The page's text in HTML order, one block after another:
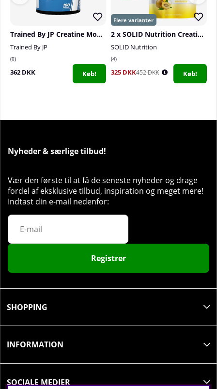
Trained By JP Creatine Monohydrate, 500 g
Trained By JP
0
362 DKK Køb!
2 x SOLID Nutrition Creatine Monohydrate, 400 g
SOLID Nutrition
4
325 DKK452 DKK Køb!
Nyheder & særlige tilbud!
Vær den første til at få de seneste nyheder og drage
fordel af eksklusive tilbud, inspiration og meget mere!
Indtast din e-mail nedenfor:
Registrer
SHOPPING
INFORMATION
SOCIALE MEDIER